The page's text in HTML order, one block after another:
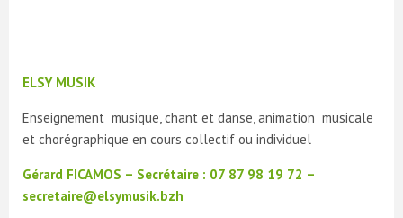
ELSY MUSIK
Enseignement musique, chant et danse, animation musicale
et chorégraphique en cours collectif ou individuel
Gérard FICAMOS – Secrétaire : 07 87 98 19 72 –
secretaire@elsymusik.bzh